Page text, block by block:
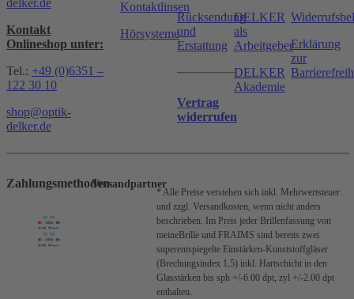
delker.de
Kontakt
Onlineshop unter:
Tel.: +49 (0)6351 –
122 30 10
shop@optik-
delker.de
Kontaktlinsen
Hörsysteme
Rücksendung
und
Erstattung
Vertrag
widerrufen
DELKER
als
Arbeitgeber
DELKER
Akademie
Erklärung
zur
ZahlungsmethodenVersandpartner
* Alle Preise verstehen sich inkl. Mehrwertsteuer
und zzgl. Versandkosten, wenn nicht anders
beschrieben. Im Preis jeder Brillenfassung von
meineBrille und FRAIMS sind bereits zwei
superentspiegelte Einstärken-Kunststoffgläser
(Brechungsindex 1,5) inkl. Hartschicht in den
Glasstärken bis sph +/-6.00 dpt, zyl +/-2.00 dpt
enthalten.